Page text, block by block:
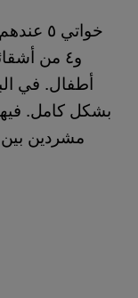
و٤ من
بشكل كامل. فيها